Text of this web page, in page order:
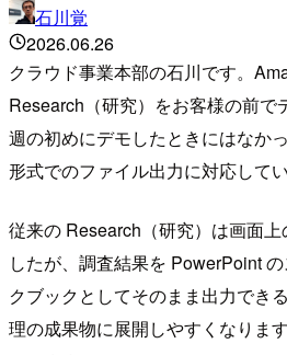
石川覚
2026.06.26
クラウド事業本部の石川です。
Research（研究）をお客様の前で
週の初めにデモしたときにはなか
形式でのファイル出力に対応して
従来の Research（研究）は画面
したが、調査結果を PowerPoint
クブックとしてそのまま出力でき
理の成果物に展開しやすくなりま